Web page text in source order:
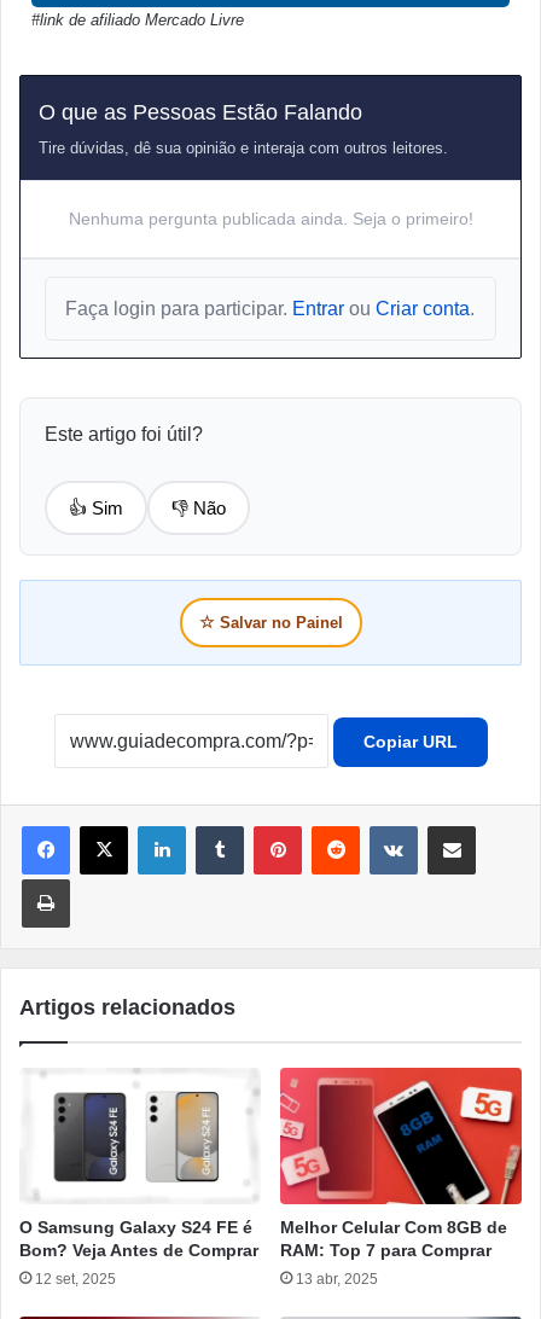
#link de afiliado Mercado Livre
O que as Pessoas Estão Falando
Tire dúvidas, dê sua opinião e interaja com outros leitores.
Nenhuma pergunta publicada ainda. Seja o primeiro!
Faça login para participar. Entrar ou Criar conta.
Este artigo foi útil?
👍 Sim 👎 Não
☆ Salvar no Painel
Copiar URL
LinkedinTumblr PinterestReddit VK Compartilhar por e-mail
Imprimir
Artigos relacionados
O Samsung Galaxy S24 FE é
Bom? Veja Antes de Comprar
12 set, 2025
Melhor Celular Com 8GB de
RAM: Top 7 para Comprar
13 abr, 2025